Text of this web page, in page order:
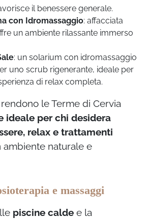
il benessere generale.
con Idromassaggio: affacciata
un ambiente rilassante immerso
: un solarium con idromassaggio
uno scrub rigenerante, ideale per
di relax completa.
le Terme di Cervia
ideale per chi desidera
relax e trattamenti
ambiente naturale e
e massaggi
piscine calde e la